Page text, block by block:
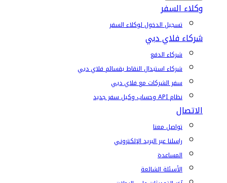
وكلاء السفر
تسجيل الدخول لوكلاء السفر
شركاء فلاي دبي
شركاء الدفع
شركاء استبدال النقاط بقسائم فلاي دبي
سفر الشركات مع فلاي دبي
نظام API وحساب وكيل سفر جديد
الاتصال
تواصل معنا
راسلنا عبر البريد الإلكتروني
المساعدة
الأسئلة الشائعة